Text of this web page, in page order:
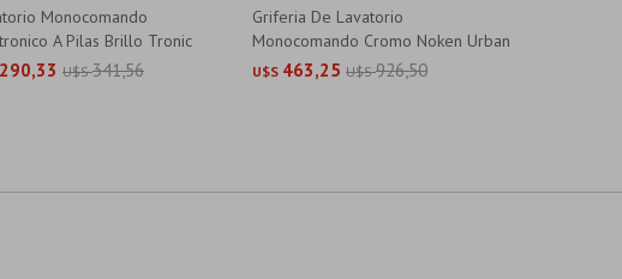
Monocomando
A Pilas Brillo Tronic
290,33 U$S 341,56
Griferia De Lavatorio
Monocomando Cromo Noken Urban
U$S 463,25 U$S 926,50